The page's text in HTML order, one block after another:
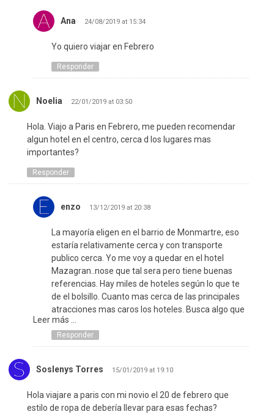
Ana 24/08/2019 at 15:34
Yo quiero viajar en Febrero
Responder
Noelia 22/01/2019 at 03:50
Hola. Viajo a Paris en Febrero, me pueden recomendar
algun hotel en el centro, cerca d los lugares mas
importantes?
Responder
enzo 13/12/2019 at 20:38
La mayoría eligen en el barrio de Monmartre, eso
estaría relativamente cerca y con transporte
publico cerca. Yo me voy a quedar en el hotel
Mazagran..nose que tal sera pero tiene buenas
referencias. Hay miles de hoteles según lo que te
de el bolsillo. Cuanto mas cerca de las principales
atracciones mas caros los hoteles. Busca algo que
te quede cerca de los medios de transporte, París
tiene muchos centros así que imposible que te
queden cerca de todos, están bastante
Leer más ...
Responder
Soslenys Torres 15/01/2019 at 19:10
Hola viajare a paris con mi novio el 20 de febrero que
estilo de ropa de debería llevar para esas fechas?